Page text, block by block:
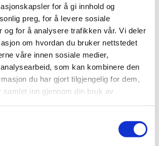
for å gi innhold og
preg, for å levere sosiale
og for å analysere trafikken vår. Vi deler
om hvordan du bruker nettstedet
våre innen sosiale medier,
som kan kombinere den
du har gjort tilgjengelig for dem,
samlet inn gjennom din bruk av
årets tema og se statistikken
Les mer hos FN-sambandet